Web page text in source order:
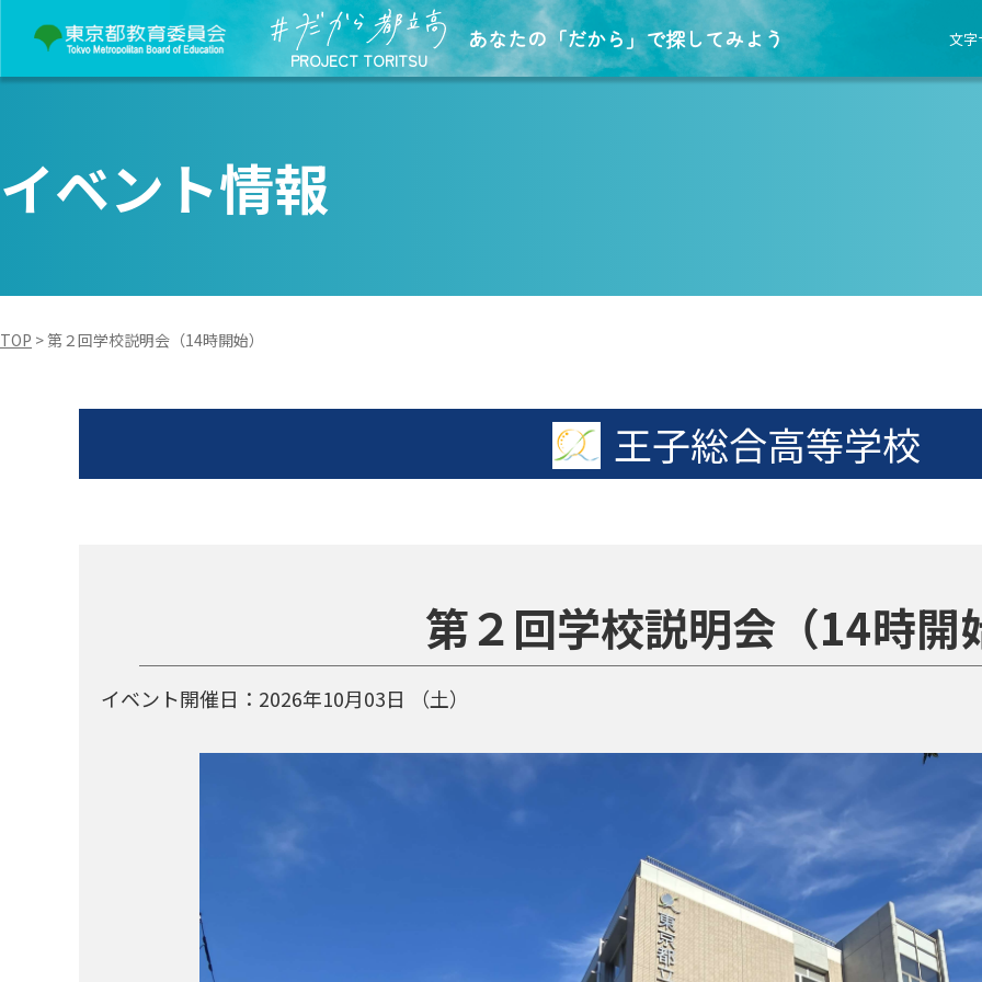
PROJECT TORITSU
あなたの「だから」で探してみよう 文字
イベント情報
TOP >第２回学校説明会（14時開始）
王子総合高等学校
第２回学校説明会（14時開
イベント開催日： 2026年10月03日 （土）